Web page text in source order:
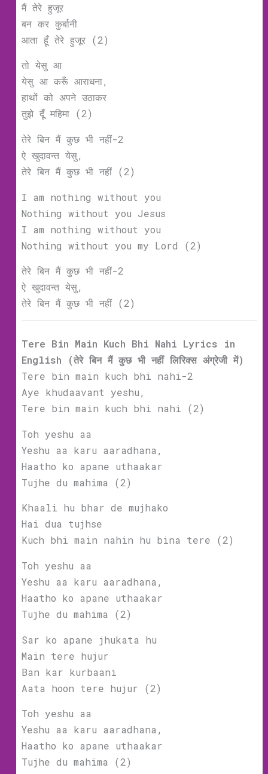
मैं तेरे हुजूर
बन कर कुर्बानी
आता हूँ तेरे हुजूर (2)
तो येसु आ
येसु आ करूँ आराधना,
हाथों को अपने उठाकर
तुझे दूँ महिमा (2)
तेरे बिन मैं कुछ भी नहीं-2
ऐ खुदावन्त येसु,
तेरे बिन मैं कुछ भी नहीं (2)
I am nothing without you
Nothing without you Jesus
I am nothing without you
Nothing without you my Lord (2)
तेरे बिन मैं कुछ भी नहीं-2
ऐ खुदावन्त येसु,
तेरे बिन मैं कुछ भी नहीं (2)
Tere Bin Main Kuch Bhi Nahi Lyrics in
English (तेरे बिन मैं कुछ भी नहीं लिरिक्‍स अंग्रेजी में)
Tere bin main kuch bhi nahi-2
Aye khudaavant yeshu,
Tere bin main kuch bhi nahi (2)
Toh yeshu aa
Yeshu aa karu aaradhana,
Haatho ko apane uthaakar
Tujhe du mahima (2)
Khaali hu bhar de mujhako
Hai dua tujhse
Kuch bhi main nahin hu bina tere (2)
Toh yeshu aa
Yeshu aa karu aaradhana,
Haatho ko apane uthaakar
Tujhe du mahima (2)
Sar ko apane jhukata hu
Main tere hujur
Ban kar kurbaani
Aata hoon tere hujur (2)
Toh yeshu aa
Yeshu aa karu aaradhana,
Haatho ko apane uthaakar
Tujhe du mahima (2)